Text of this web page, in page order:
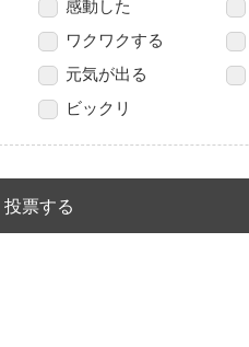
感動した
ワクワクする
元気が出る
ビックリ